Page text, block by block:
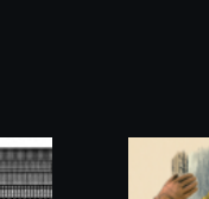
un
festival
que